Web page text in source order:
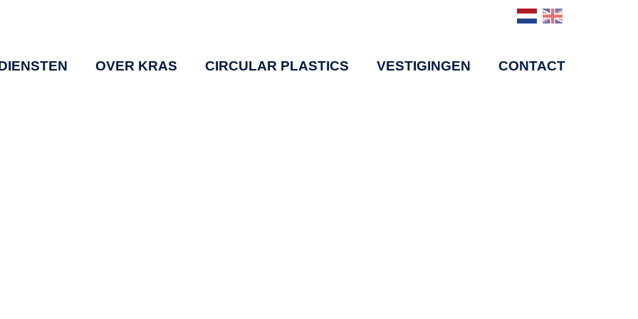
OVER KRAS CIRCULAR PLASTICS VESTIGINGEN CONTACT